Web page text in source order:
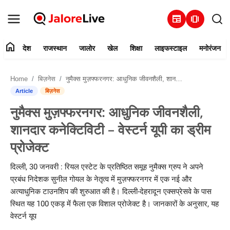
newspaper amp_stories
संपर्क करें
देश
राजस्थान
जालोर
खेल
शिक्षा
home देश राजस्थान जालोर खेल शिक्षा लाइफस्टाइल मनोरंजन
Home बिज़नेस नुमैक्स मुज़फ्फरनगर: आधुनिक जीवनशैली, शानदार कनेक्टिविटी – वेस्टर्न यूपी का ड्रीम प्रोजेक्ट
Article बिज़नेस
नुमैक्स मुज़फ्फरनगर: आधुनिक जीवनशैली,
शानदार कनेक्टिविटी – वेस्टर्न यूपी का ड्रीम
प्रोजेक्ट
दिल्ली, 30 जनवरी : रियल एस्टेट के प्रतिष्ठित समूह नुमैक्स ग्रुप ने अपने
प्रबंध निदेशक सुनील गोयल के नेतृत्व में मुज़फ्फरनगर में एक नई और
अत्याधुनिक टाउनशिप की शुरुआत की है। दिल्ली-देहरादून एक्सप्रेसवे के पास
स्थित यह 100 एकड़ में फैला एक विशाल प्रोजेक्ट है। जानकारों के अनुसार, यह
वेस्टर्न यूप